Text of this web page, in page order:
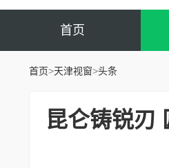
首页
首页>天津视窗>头条
昆仑铸锐刃